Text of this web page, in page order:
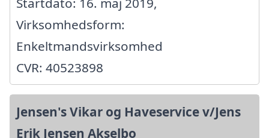
Virksomhedsform:
Enkeltmandsvirksomhed
CVR: 40523898
Jensen's Vikar og Haveservice v/Jens
Erik Jensen Akselbo